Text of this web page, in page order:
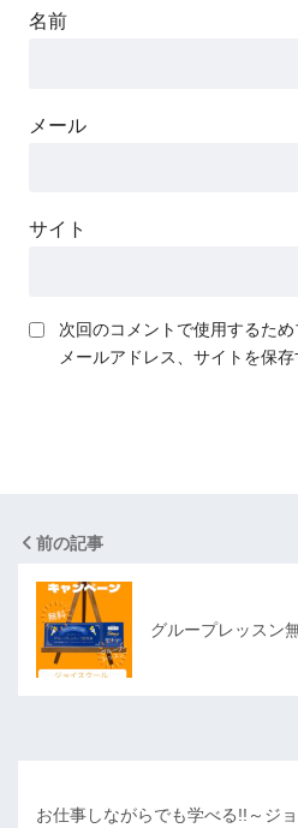
名前
メール
サイト
次回のコメントで使用するため
メールアドレス、サイトを保存
前の記事
グループレッスン
お仕事しながらでも学べる!!～ジ